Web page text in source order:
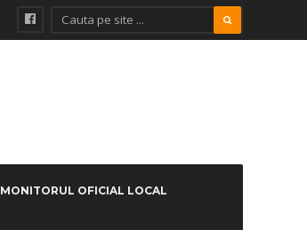
MONITORUL OFICIAL LOCAL